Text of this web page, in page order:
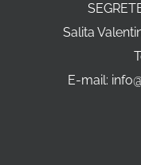
Salita
E-mail: